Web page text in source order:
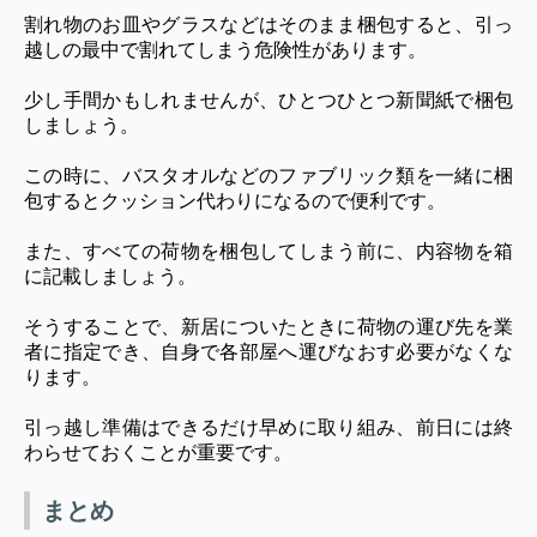
割れ物のお皿やグラスなどはそのまま梱包すると、引っ
越しの最中で割れてしまう危険性があります。
少し手間かもしれませんが、ひとつひとつ新聞紙で梱包
しましょう。
この時に、バスタオルなどのファブリック類を一緒に梱
包するとクッション代わりになるので便利です。
また、すべての荷物を梱包してしまう前に、内容物を箱
に記載しましょう。
そうすることで、新居についたときに荷物の運び先を業
者に指定でき、自身で各部屋へ運びなおす必要がなくな
ります。
引っ越し準備はできるだけ早めに取り組み、前日には終
わらせておくことが重要です。
まとめ